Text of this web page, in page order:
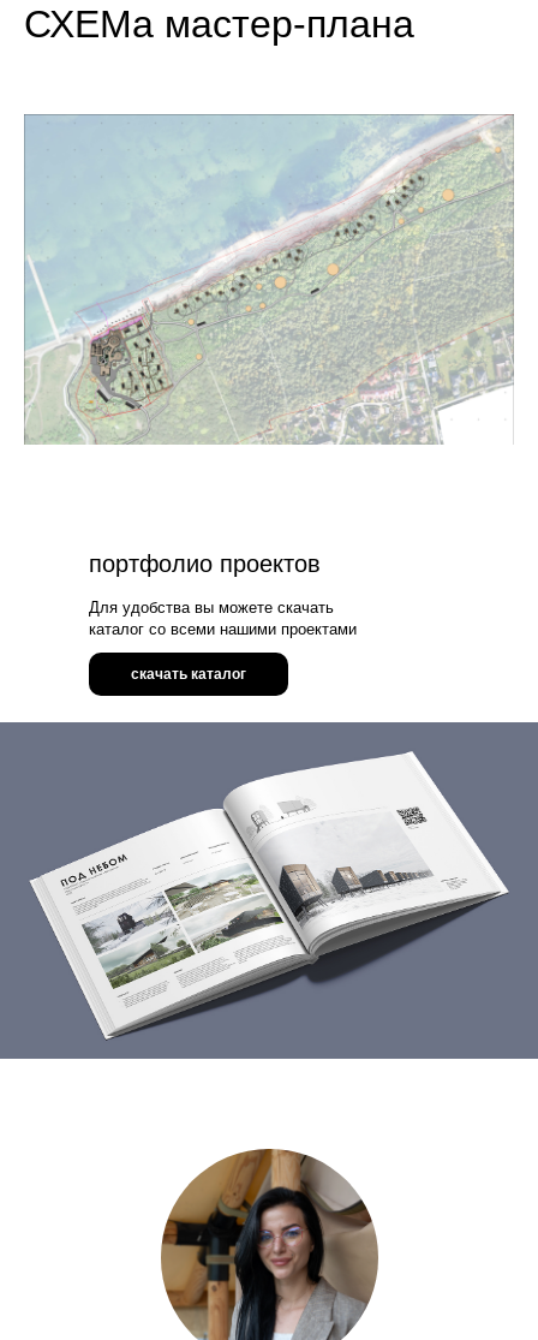
СХЕМа мастер-плана
портфолио проектов
Для удобства вы можете скачать
каталог со всеми нашими проектами
скачать каталог